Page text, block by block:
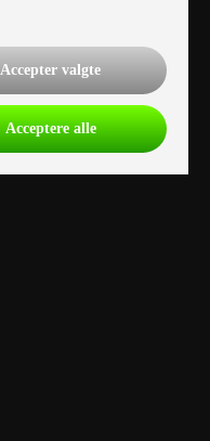
Accepter valgte
Acceptere alle